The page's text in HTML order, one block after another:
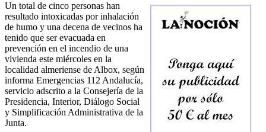
Un total de cinco personas han
resultado intoxicadas por inhalación
de humo y una decena de vecinos ha
tenido que ser evacuada en
prevención en el incendio de una
vivienda este miércoles en la
localidad almeriense de Albox, según
informa Emergencias 112 Andalucía,
servicio adscrito a la Consejería de la
Presidencia, Interior, Diálogo Social
y Simplificación Administrativa de la
Junta.